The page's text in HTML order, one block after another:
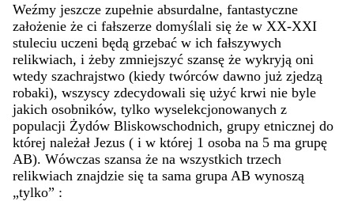
Weźmy jeszcze zupełnie absurdalne, fantastyczne
założenie że ci fałszerze domyślali się że w XX-XXI
stuleciu uczeni będą grzebać w ich fałszywych
relikwiach, i żeby zmniejszyć szansę że wykryją oni
wtedy szachrajstwo(kiedy twórców dawno już zjedzą
robaki),wszyscy zdecydowali się użyć krwi nie byle
jakich osobników, tylko wyselekcjonowanych z
populacji Żydów Bliskowschodnich, grupy etnicznej do
której należał Jezus ( i w której 1 osoba na 5 ma grupę
AB). Wówczas szansa że na wszystkich trzech
relikwiach znajdzie się ta sama grupa AB wynoszą
„tylko” :